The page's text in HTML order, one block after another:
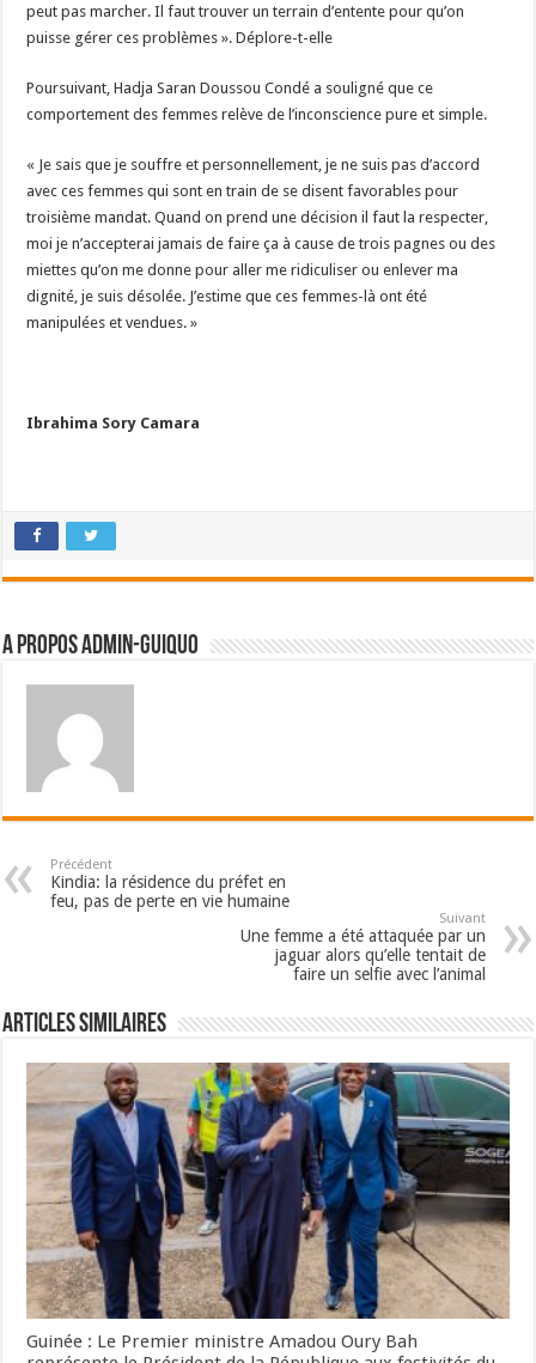
peut pas marcher. Il faut trouver un terrain d’entente pour qu’on
puisse gérer ces problèmes ». Déplore-t-elle
Poursuivant, Hadja Saran Doussou Condé a souligné que ce
comportement des femmes relève de l’inconscience pure et simple.
« Je sais que je souffre et personnellement, je ne suis pas d’accord
avec ces femmes qui sont en train de se disent favorables pour
troisième mandat. Quand on prend une décision il faut la respecter,
moi je n’accepterai jamais de faire ça à cause de trois pagnes ou des
miettes qu’on me donne pour aller me ridiculiser ou enlever ma
dignité, je suis désolée. J’estime que ces femmes-là ont été
manipulées et vendues. »
Ibrahima Sory Camara
A propos admin-guiquo
Précédent
Kindia: la résidence du préfet en
feu, pas de perte en vie humaine
Suivant
Une femme a été attaquée par un
jaguar alors qu’elle tentait de
faire un selfie avec l’animal
Articles Similaires
Guinée : Le Premier ministre Amadou Oury Bah